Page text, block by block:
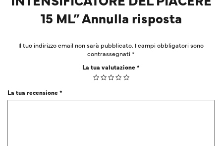
15 ML” Annulla risposta
Il tuo indirizzo email non sarà pubblicato. I campi obbligatori sono
contrassegnati*
La tua valutazione*
La tua recensione*